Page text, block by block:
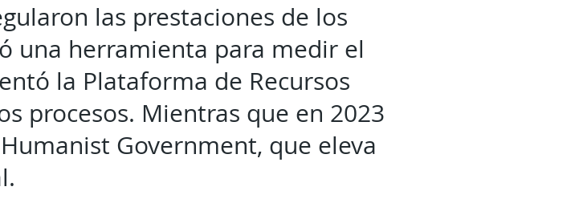
las prestaciones de los
una herramienta para medir el
la Plataforma de Recursos
procesos. Mientras que en 2023
Government, que eleva